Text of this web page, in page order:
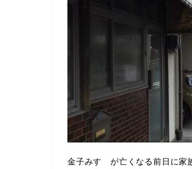
金子みすゞが亡くなる前日に家